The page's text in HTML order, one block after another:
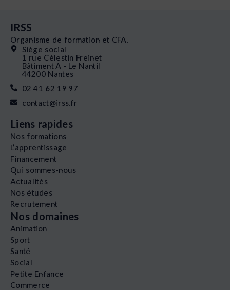
IRSS
Organisme de formation et CFA.
Siège social
1 rue Célestin Freinet
Bâtiment A - Le Nantil
44200 Nantes
02 41 62 19 97
contact@irss.fr
Liens rapides
Nos formations
L’apprentissage
Financement
Qui sommes-nous
Actualités
Nos études
Recrutement
Nos domaines
Animation
Sport
Santé
Social
Petite Enfance
Commerce